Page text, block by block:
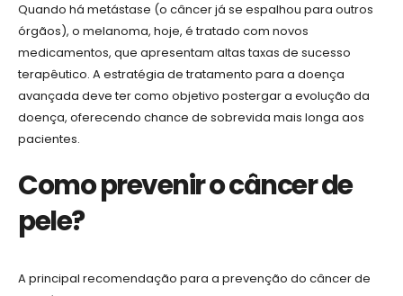
Quando há metástase (o câncer já se espalhou para outros
órgãos), o melanoma, hoje, é tratado com novos
medicamentos, que apresentam altas taxas de sucesso
terapêutico. A estratégia de tratamento para a doença
avançada deve ter como objetivo postergar a evolução da
doença, oferecendo chance de sobrevida mais longa aos
pacientes.
Como prevenir o câncer de
pele?
A principal recomendação para a prevenção do câncer de